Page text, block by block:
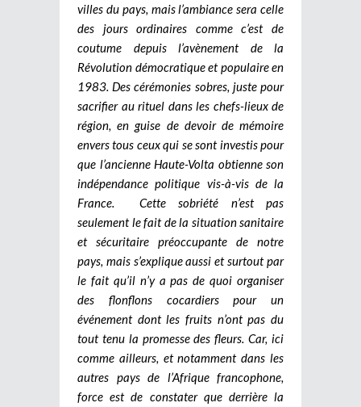
villes du pays, mais l’ambiance sera celle
des jours ordinaires comme c’est de
coutume depuis l’avènement de la
Révolution démocratique et populaire en
1983. Des cérémonies sobres, juste pour
sacrifier au rituel dans les chefs-lieux de
région, en guise de devoir de mémoire
envers tous ceux qui se sont investis pour
que l’ancienne Haute-Volta obtienne son
indépendance politique vis-à-vis de la
France. Cette sobriété n’est pas
seulement le fait de la situation sanitaire
et sécuritaire préoccupante de notre
pays, mais s’explique aussi et surtout par
le fait qu’il n’y a pas de quoi organiser
des flonflons cocardiers pour un
événement dont les fruits n’ont pas du
tout tenu la promesse des fleurs. Car, ici
comme ailleurs, et notamment dans les
autres pays de l’Afrique francophone,
force est de constater que derrière la